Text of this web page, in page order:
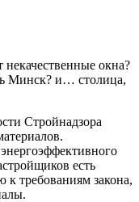
некачественные окна?
Минск? и… столица,
Стройнадзора
есть
требованиям закона,